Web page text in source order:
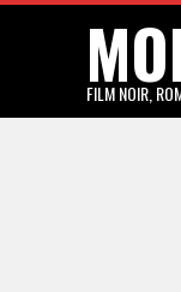
FILM NOIR,